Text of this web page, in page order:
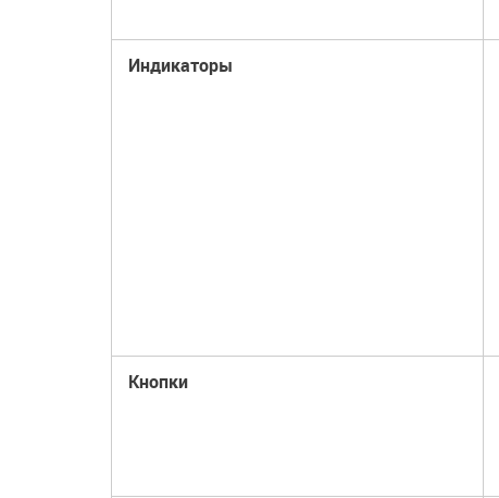
Индикаторы
Кнопки